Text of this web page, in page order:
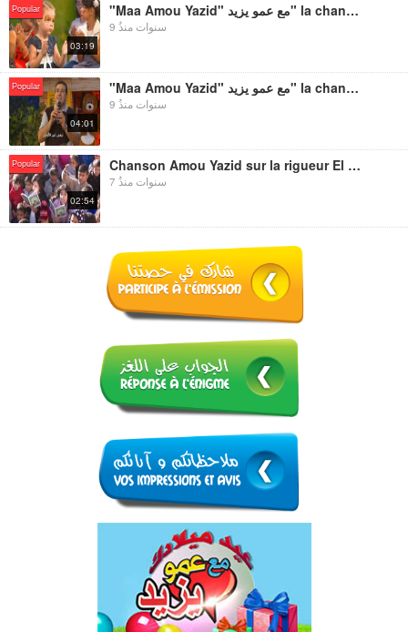
Popular
03:19
"Maa Amou Yazid" مع عمو يزيد" la chanson sur ma ville أغنية بلدتي
9 سنوات منذُ
Popular
04:01
"Maa Amou Yazid" مع عمو يزيد" la chanson sur la santé أغنية صحتي
9 سنوات منذُ
Popular
02:54
Chanson Amou Yazid sur la rigueur El Jid عمو يزيد أغنية الجّد
7 سنوات منذُ